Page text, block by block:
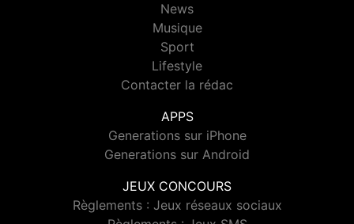
News
Musique
Sport
Lifestyle
Contacter la rédac
APPS
Generations sur iPhone
Generations sur Android
JEUX CONCOURS
Règlements : Jeux réseaux sociaux